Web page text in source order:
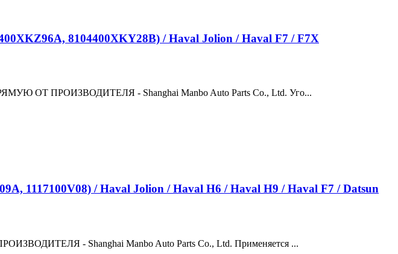
8104400XKY28B) / Haval Jolion / Haval F7 / F7X
ПРОИЗВОДИТЕЛЯ - Shanghai Manbo Auto Parts Co., Ltd. Уго...
/ Haval Jolion / Haval H6 / Haval H9 / Haval F7 / Datsun
- Shanghai Manbo Auto Parts Co., Ltd. Применяется ...